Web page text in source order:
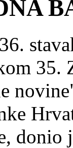
35.
donio